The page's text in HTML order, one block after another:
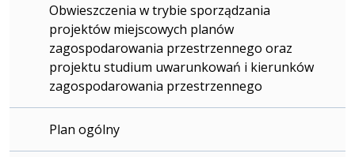
Obwieszczenia w trybie sporządzania
projektów miejscowych planów
zagospodarowania przestrzennego oraz
projektu studium uwarunkowań i kierunków
zagospodarowania przestrzennego
Plan ogólny